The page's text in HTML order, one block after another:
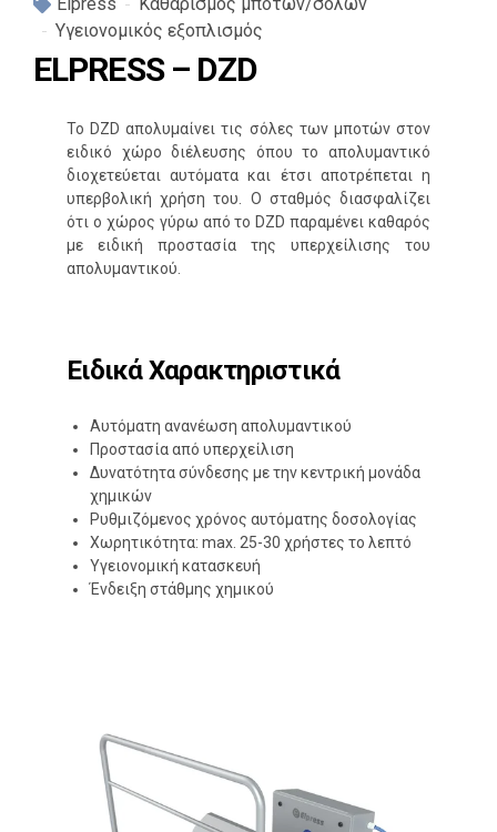
Elpress
Καθαρισμός μποτών/σολών
Υγειονομικός εξοπλισμός
ELPRESS – DZD
Το DZD απολυμαίνει τις σόλες των μποτών στον
ειδικό χώρο διέλευσης όπου το απολυμαντικό
διοχετεύεται αυτόματα και έτσι αποτρέπεται η
υπερβολική χρήση του. Ο σταθμός διασφαλίζει
ότι ο χώρος γύρω από το DZD παραμένει καθαρός
με ειδική προστασία της υπερχείλισης του
απολυμαντικού.
Ειδικά Χαρακτηριστικά
Αυτόματη ανανέωση απολυμαντικού
Προστασία από υπερχείλιση
Δυνατότητα σύνδεσης με την κεντρική μονάδα
χημικών
Ρυθμιζόμενος χρόνος αυτόματης δοσολογίας
Χωρητικότητα: max. 25-30 χρήστες το λεπτό
Υγειονομική κατασκευή
Ένδειξη στάθμης χημικού